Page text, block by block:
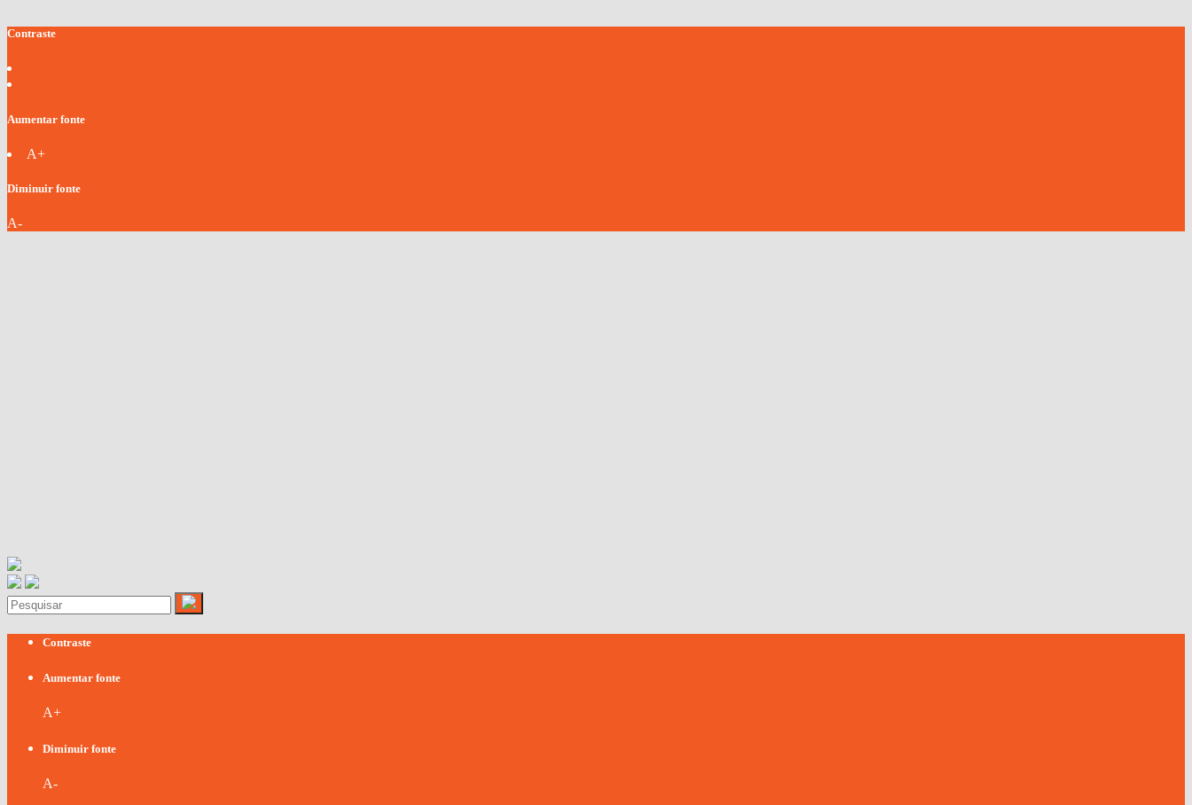
Contraste
Aumentar fonte
A+
Diminuir fonte
A-
Contraste
Aumentar fonte
A+
Diminuir fonte
A-